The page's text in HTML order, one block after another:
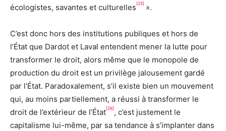
écologistes, savantes et culturelles [25] ».
C’est donc hors des institutions publiques et hors de
l’État que Dardot et Laval entendent mener la lutte pour
transformer le droit, alors même que le monopole de
production du droit est un privilège jalousement gardé
par l’État. Paradoxalement, s’il existe bien un mouvement
qui, au moins partiellement, a réussi à transformer le
droit de l’extérieur de l’État[26] , c’est justement le
capitalisme lui-même, par sa tendance à s’implanter dans